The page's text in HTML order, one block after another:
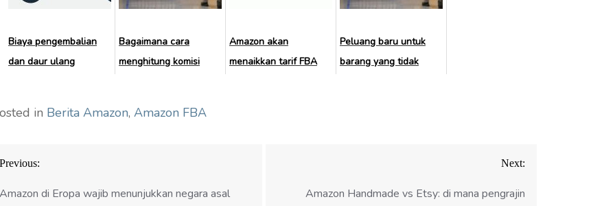
Biaya pengembalian
dan daur ulang
Bagaimana cara
menghitung komisi
Amazon akan
menaikkan tarif FBA
Peluang baru untuk
barang yang tidak
in Berita Amazon, Amazon FBA
Previous:
Amazon di Eropa wajib menunjukkan negara asal
Next:
Amazon Handmade vs Etsy: di mana pengrajin